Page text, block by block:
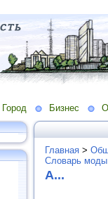
Город Бизнес
Главная >
Словарь
А...